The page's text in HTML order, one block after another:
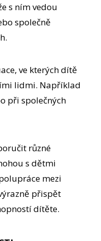
s ním vedou
společně
ve kterých dítě
lidmi. Například
při společných
různé
s dětmi
mezi
přispět
dítěte.